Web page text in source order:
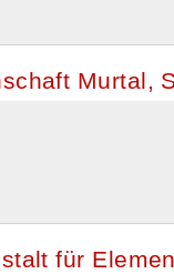
Murtal,
für